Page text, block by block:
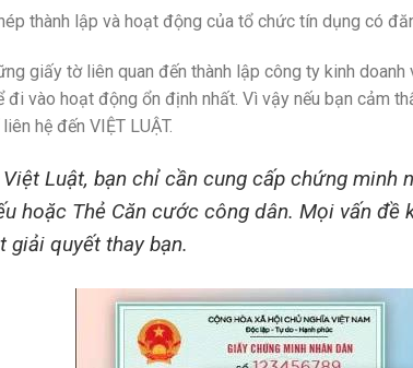
thành lập và hoạt động của tổ chức tín dụng có
giấy tờ liên quan đến thành lập công ty kinh
đi vào hoạt động ổn định nhất. Vì vậy nếu bạn cảm
hệ đến VIỆT LUẬT.
Luật, bạn chỉ cần cung cấp chứng minh
hoặc Thẻ Căn cước công dân. Mọi vấn đề
giải quyết thay bạn.